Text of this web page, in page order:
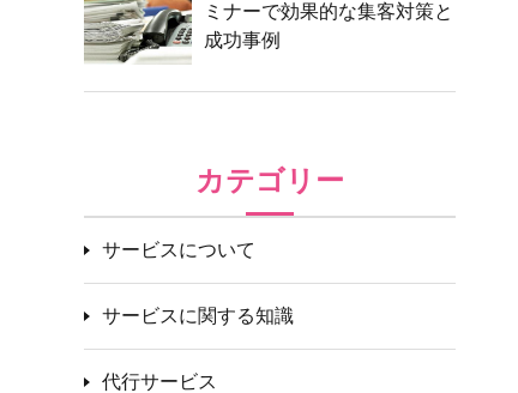
ミナーで効果的な集客対策と
成功事例
カテゴリー
サービスについて
サービスに関する知識
代行サービス